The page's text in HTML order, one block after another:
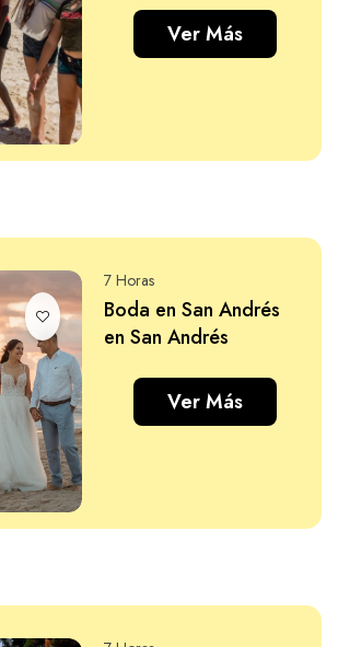
Ver Más
7 Horas
Boda en San Andrés
en San Andrés
Ver Más